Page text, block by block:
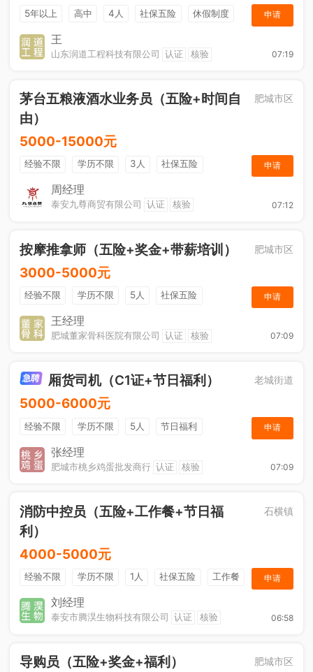
5年以上 高中 4人 社保五险
休假制度
加班补助
申请
王
山东润道工程科技有限公司 认证 核验 07:19
茅台五粮液酒水业务员（五险+时间自
由）
肥城市区
5000-15000元
经验不限 学历不限 3人
社保五险
节日福利
综合补贴
年终奖金
休假制度 法定节假日
申请
周经理
泰安九尊商贸有限公司 认证 核验 07:12
按摩推拿师（五险+奖金+带薪培训） 肥城市区
3000-5000元
经验不限 学历不限 5人
社保五险
奖励计划
申请
王经理
肥城董家骨科医院有限公司 认证 核验 07:09
厢货司机（C1证+节日福利） 老城街道
5000-6000元
经验不限 学历不限 5人
节日福利
加班补助
综合补贴
申请
张经理
肥城市桃乡鸡蛋批发商行 认证 核验 07:09
消防中控员（五险+工作餐+节日福
利）
石横镇
4000-5000元
经验不限 学历不限 1人 社保五险
工作餐
节日福利
申请
刘经理
泰安市腾淏生物科技有限公司 认证 核验 06:58
导购员（五险+奖金+福利） 肥城市区